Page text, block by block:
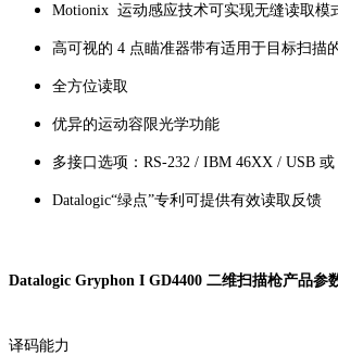
Motionix 运动感应技术可实现无缝读取模
高可视的 4 点瞄准器带有适用于目标扫描
全方位读取
优异的运动容限光学功能
多接口选项：RS-232 / IBM 46XX / USB
Datalogic“绿点”专利可提供有效读取反馈
Datalogic Gryphon I GD4400 二维扫描枪产品参数
译码能力